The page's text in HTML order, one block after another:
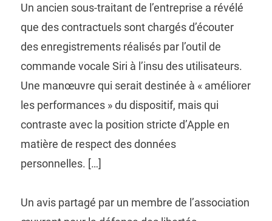
Un ancien sous-traitant de l’entreprise a révélé
que des contractuels sont chargés d’écouter
des enregistrements réalisés par l’outil de
commande vocale Siri à l’insu des utilisateurs.
Une manœuvre qui serait destinée à « améliorer
les performances » du dispositif, mais qui
contraste avec la position stricte d’Apple en
matière de respect des données
personnelles. […]
Un avis partagé par un membre de l’association